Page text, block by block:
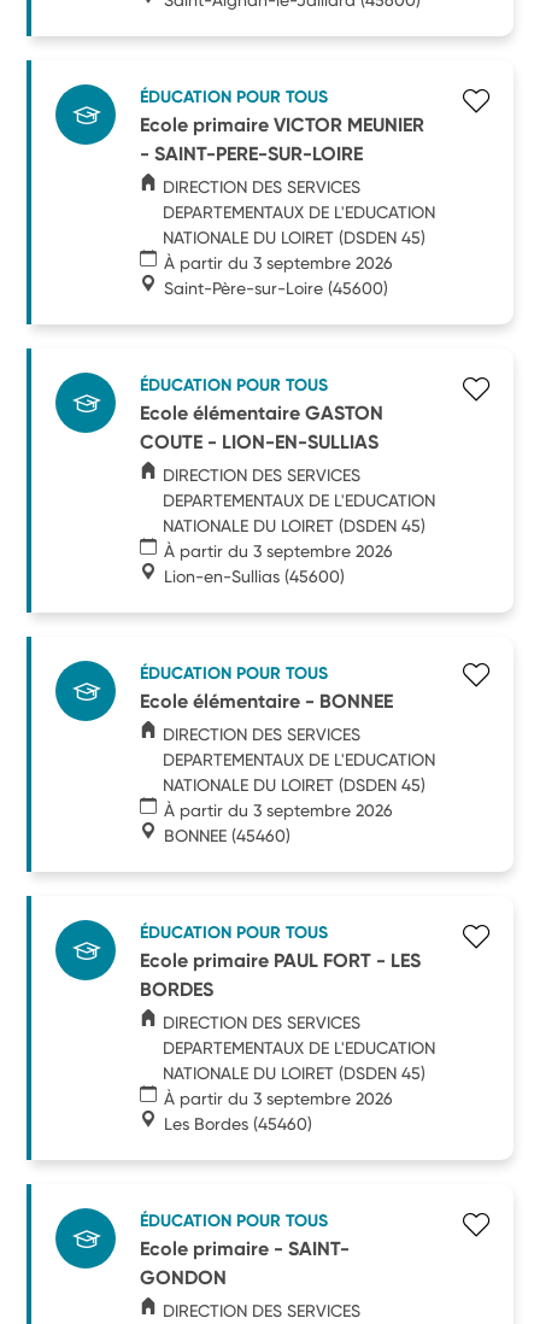
ÉDUCATION POUR TOUS
Ecole primaire VICTOR MEUNIER
- SAINT-PERE-SUR-LOIRE
DIRECTION DES SERVICES
DEPARTEMENTAUX DE L'EDUCATION
NATIONALE DU LOIRET (DSDEN 45)
À partir du 3 septembre 2026
Saint-Père-sur-Loire (45600)
ÉDUCATION POUR TOUS
Ecole élémentaire GASTON
COUTE - LION-EN-SULLIAS
DIRECTION DES SERVICES
DEPARTEMENTAUX DE L'EDUCATION
NATIONALE DU LOIRET (DSDEN 45)
À partir du 3 septembre 2026
Lion-en-Sullias (45600)
ÉDUCATION POUR TOUS
Ecole élémentaire - BONNEE
DIRECTION DES SERVICES
DEPARTEMENTAUX DE L'EDUCATION
NATIONALE DU LOIRET (DSDEN 45)
À partir du 3 septembre 2026
BONNEE (45460)
ÉDUCATION POUR TOUS
Ecole primaire PAUL FORT - LES
BORDES
DIRECTION DES SERVICES
DEPARTEMENTAUX DE L'EDUCATION
NATIONALE DU LOIRET (DSDEN 45)
À partir du 3 septembre 2026
Les Bordes (45460)
ÉDUCATION POUR TOUS
Ecole primaire - SAINT-
GONDON
DIRECTION DES SERVICES